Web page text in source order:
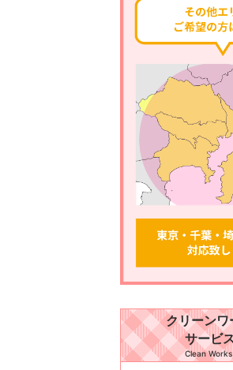
クリーン
サービ
Clean